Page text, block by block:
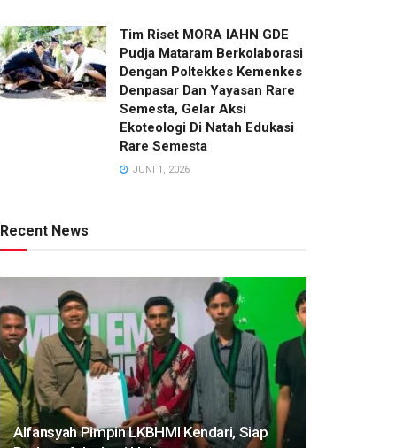
Tim Riset MORA IAHN GDE
Pudja Mataram Berkolaborasi
Dengan Poltekkes Kemenkes
Denpasar Dan Yayasan Rare
Semesta, Gelar Aksi
Ekoteologi Di Natah Edukasi
Rare Semesta
JUNI 1, 2026
Recent News
Alfansyah Pimpin LKBHMI Kendari, Siap